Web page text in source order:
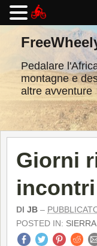
contenuto
Pedalare
montagne e
altre avventure
Giorni
incontri
DI JB –
POSTED IN: